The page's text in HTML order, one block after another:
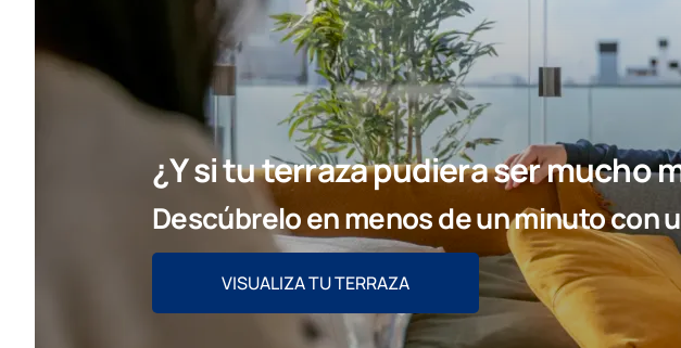
¿Y si tu terraza pudiera ser mucho
Descúbrelo en menos de un minuto con
VISUALIZA TU TERRAZA